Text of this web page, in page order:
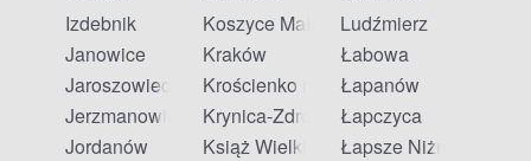
Izdebnik
Janowice
Jaroszowiec
Jerzmanowice
Jordanów
Koszyce Małe
Kraków
Krościenko nad Dunajcem
Krynica-Zdrój
Książ Wielki
Ludźmierz
Łabowa
Łapanów
Łapczyca
Łapsze Niżne